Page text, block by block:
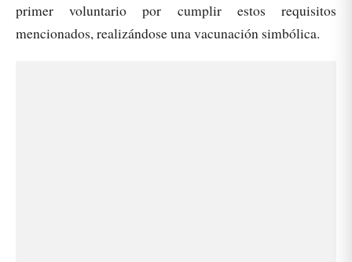
primer voluntario por cumplir estos requisitos
mencionados, realizándose una vacunación simbólica.